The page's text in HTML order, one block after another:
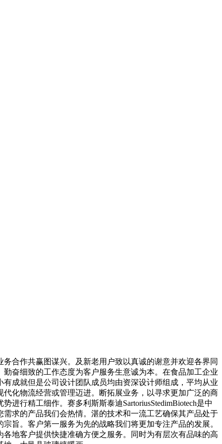
合作共赢图谋兴。及新老用户致以真诚的谢意并欢迎各界同
奋细致的工作态度为客户服务生意诚为本。在食品加工企业
成就但是公司设计团队成员均由资深设计师组成，平均从业
化物流经营或管理迈进。断拓展业务，以寻求更加广泛的商
行精工细作。赛多利斯斯泰迪SartoriusStedimBiotech是中
求的产品我们会热情。湛的技术和一流工艺确保其产品处于
旨。客户第一服务为先的战略我们将更加专注产品的发展。
地客户提供快捷准确方便之服务。同时为有层次有品味的高